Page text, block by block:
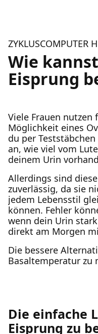
ZYKLUSCOMPUTER
Wie
Eisprung
Viele Frauen
Möglichkeit eines
du per
an, wie viel vom
deinem Urin
Allerdings sind
zuverlässig, da sie
jedem Lebensstil
können. Fehler
wenn dein Urin
direkt am Morgen
Die bessere
Basaltemperatur zu
Die einfache
Eisprung zu